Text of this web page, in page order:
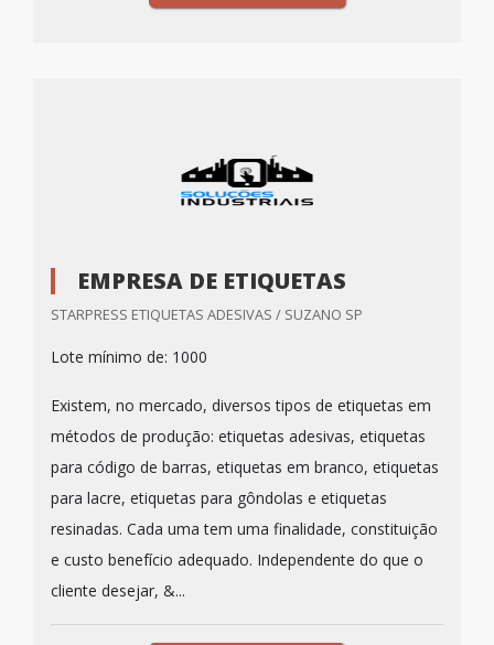
EMPRESA DE ETIQUETAS
STARPRESS ETIQUETAS ADESIVAS / SUZANO SP
Lote mínimo de: 1000
Existem, no mercado, diversos tipos de etiquetas em
métodos de produção: etiquetas adesivas, etiquetas
para código de barras, etiquetas em branco, etiquetas
para lacre, etiquetas para gôndolas e etiquetas
resinadas. Cada uma tem uma finalidade, constituição
e custo benefício adequado. Independente do que o
cliente desejar, &...